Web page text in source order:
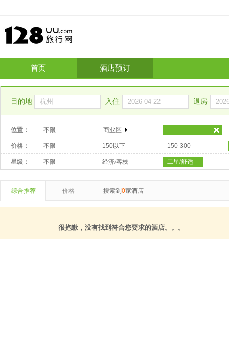
首页 酒店预订
目的地 入住 退房
位置： 不限 商业区
价格： 不限 150以下 150-300
星级： 不限 经济/客栈 二星/舒适
综合推荐 价格 搜索到 0家酒店
很抱歉，没有找到符合您要求的酒店。。。